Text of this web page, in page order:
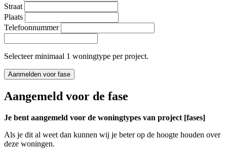
Straat
Plaats
Telefoonnummer
Selecteer minimaal 1 woningtype per project.
Aanmelden voor fase
Aangemeld voor de fase
Je bent aangemeld voor de woningtypes van project [fases]
Als je dit al weet dan kunnen wij je beter op de hoogte houden over
deze woningen.